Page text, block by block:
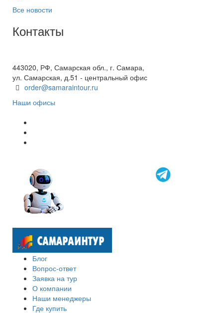
Все новости
Контакты
443020, РФ, Самарская обл., г. Самара,
ул. Самарская, д.51 - центральный офис
order@samaraintour.ru
Наши офисы
Блог
Вопрос-ответ
Заявка на тур
О компании
Наши менеджеры
Где купить